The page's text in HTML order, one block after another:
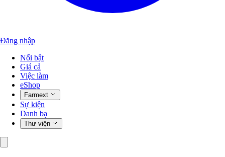
Đăng nhập
Nổi bật
Giá cả
Việc làm
eShop
Farmext
Sự kiện
Danh bạ
Thư viện